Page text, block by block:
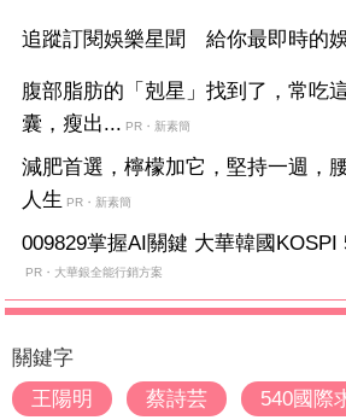
追蹤訂閱娛樂星聞 給你最即時的
腹部脂肪的「剋星」找到了，常吃
囊，瘦出... PR・新素簡
減肥首選，檸檬加它，堅持一週，
人生 PR・新素簡
009829掌握AI關鍵 大華韓國KOSPI
PR・大華銀全能行銷方案
關鍵字
王陽明
蔡詩芸 540國際